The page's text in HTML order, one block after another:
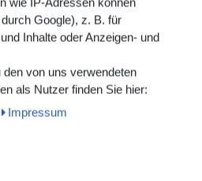
SD-Karte auf einen Windows-
Die kostenlose Software
EKG-Kanäle
Detektion
mit Zeitstempel
über 24-Stunden
als PDF
Weitergabe an
Google), z. B. für
Inhalte oder Anzeigen- und
von uns verwendeten
als Nutzer finden Sie hier:
Impressum